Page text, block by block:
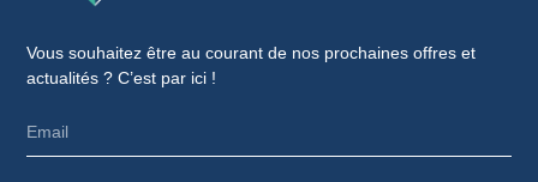
Vous souhaitez être au courant de nos prochaines offres et
actualités ? C’est par ici !